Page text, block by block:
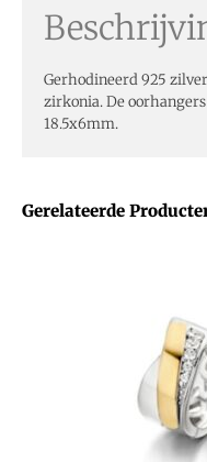
Gerelateerde
Gerhodineerd 925
zirkonia. De
18.5x6mm.